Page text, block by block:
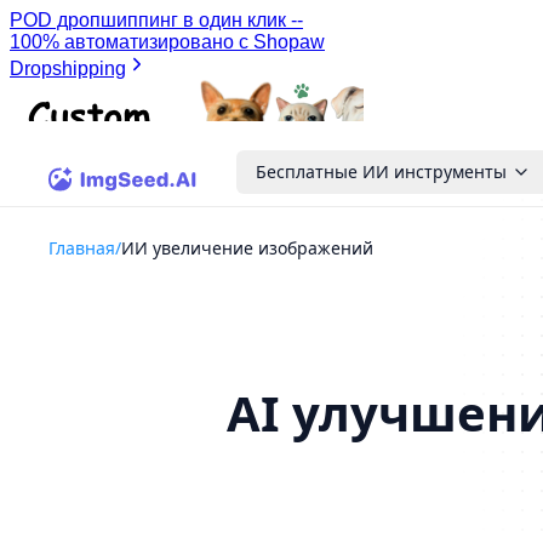
Бесплатные ИИ инструменты
Главная/ИИ увеличение изображений
AI